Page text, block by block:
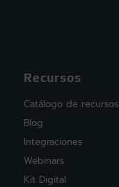
Recursos
Catálogo de recursos
Blog
Integraciones
Webinars
Kit Digital